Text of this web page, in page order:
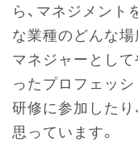
ら、マネジメント
な業種のどんな
マネジャーとし
ったプロフェッシ
研修に参加したり
思っています。